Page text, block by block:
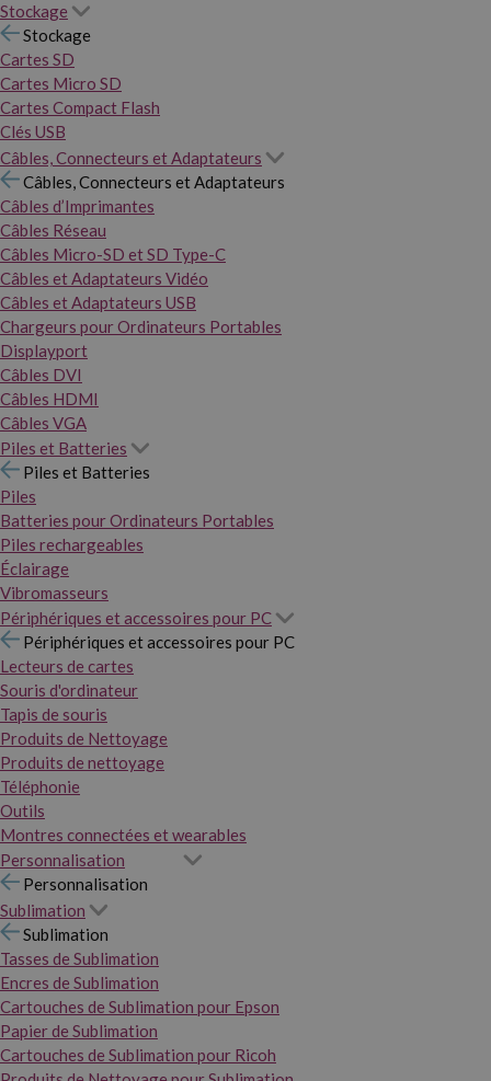
Stockage
Stockage
Cartes SD
Cartes Micro SD
Cartes Compact Flash
Clés USB
Câbles, Connecteurs et Adaptateurs
Câbles, Connecteurs et Adaptateurs
Câbles d’Imprimantes
Câbles Réseau
Câbles Micro-SD et SD Type-C
Câbles et Adaptateurs Vidéo
Câbles et Adaptateurs USB
Chargeurs pour Ordinateurs Portables
Displayport
Câbles DVI
Câbles HDMI
Câbles VGA
Piles et Batteries
Piles et Batteries
Piles
Batteries pour Ordinateurs Portables
Piles rechargeables
Éclairage
Vibromasseurs
Périphériques et accessoires pour PC
Périphériques et accessoires pour PC
Lecteurs de cartes
Souris d'ordinateur
Tapis de souris
Produits de Nettoyage
Produits de nettoyage
Téléphonie
Outils
Montres connectées et wearables
Personnalisation
Personnalisation
Sublimation
Sublimation
Tasses de Sublimation
Encres de Sublimation
Cartouches de Sublimation pour Epson
Papier de Sublimation
Cartouches de Sublimation pour Ricoh